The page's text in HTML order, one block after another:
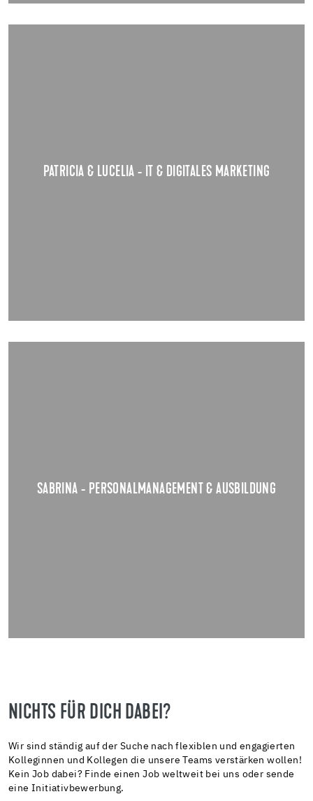
PATRICIA & LUCELIA - IT & DIGITALES MARKETING
SABRINA - PERSONALMANAGEMENT & AUSBILDUNG
NICHTS FÜR DICH DABEI?
Wir sind ständig auf der Suche nach flexiblen und engagierten
Kolleginnen und Kollegen die unsere Teams verstärken wollen!
Kein Job dabei? Finde einen Job weltweit bei uns oder sende
eine Initiativbewerbung.